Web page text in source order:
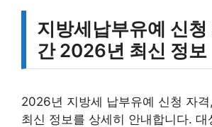
지방세납부유예 신청
간 2026년 최신 정보
2026년 지방세 납부유예 신청 자
최신 정보를 상세히 안내합니다. 대